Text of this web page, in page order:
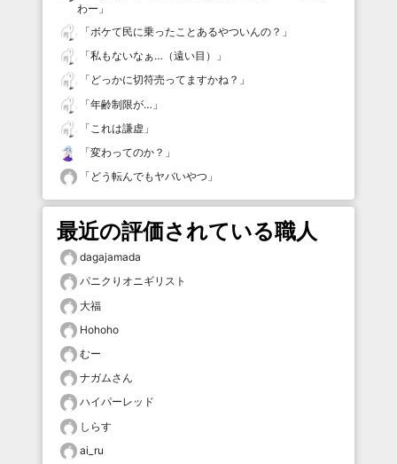
わー 」
「ボケて民に乗ったことあるやついんの？ 」
「私もないなぁ…（遠い目）
」
「 どっかに切符売ってますかね？ 」
「年齢制限が… 」
「 これは謙虚 」
「変わってのか？ 」
「 どう転んでもヤバいやつ 」
最近の評価されている職人
dagajamada
パニクりオニギリスト
大福
Hohoho
むー
ナガムさん
ハイパーレッド
しらす
ai_ru